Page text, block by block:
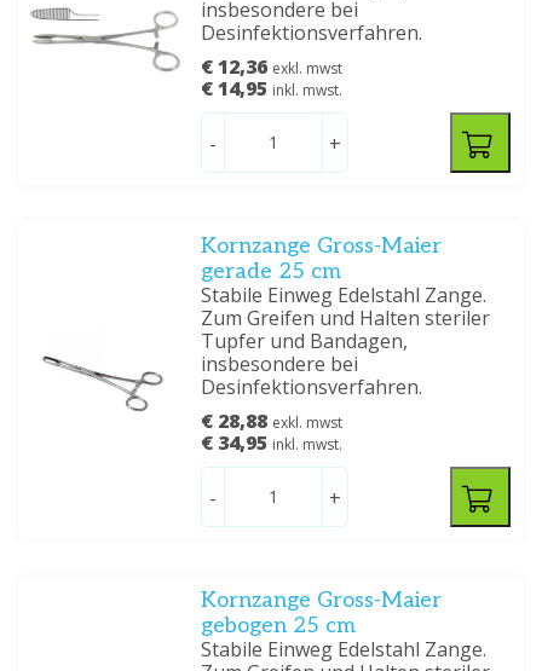
insbesondere bei
Desinfektionsverfahren.
€ 12,36 exkl. mwst
€ 14,95 inkl. mwst.
- +
Kornzange Gross-Maier
gerade 25 cm
Stabile Einweg Edelstahl Zange.
Zum Greifen und Halten steriler
Tupfer und Bandagen,
insbesondere bei
Desinfektionsverfahren.
€ 28,88 exkl. mwst
€ 34,95 inkl. mwst.
- +
Kornzange Gross-Maier
gebogen 25 cm
Stabile Einweg Edelstahl Zange.